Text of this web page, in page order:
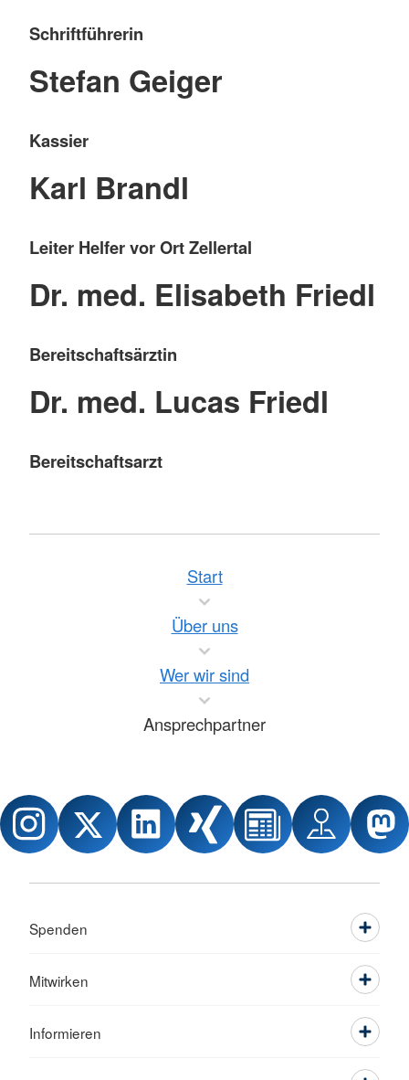
Schriftführerin
Stefan Geiger
Kassier
Karl Brandl
Leiter Helfer vor Ort Zellertal
Dr. med. Elisabeth Friedl
Bereitschaftsärztin
Dr. med. Lucas Friedl
Bereitschaftsarzt
Start
Über uns
Wer wir sind
Ansprechpartner
Spenden
Mitwirken
Informieren